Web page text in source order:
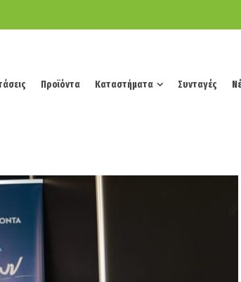
Προϊόντα Καταστήματα Συνταγές